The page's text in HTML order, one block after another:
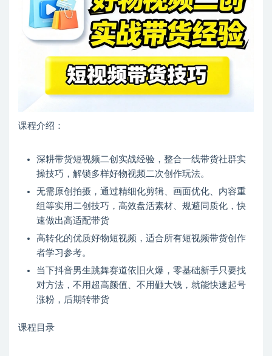
课程介绍：
深耕带货短视频二创实战经验，整合一线带货社群实
操技巧，解锁多样好物视频二次创作玩法。
无需原创拍摄，通过精细化剪辑、画面优化、内容重
组等实用二创技巧，高效盘活素材、规避同质化，快
速做出高适配带货
高转化的优质好物短视频，适合所有短视频带货创作
者学习参考。
当下抖音男生跳舞赛道依旧火爆，零基础新手只要找
对方法，不用超高颜值、不用砸大钱，就能快速起号
涨粉，后期转带货
课程目录